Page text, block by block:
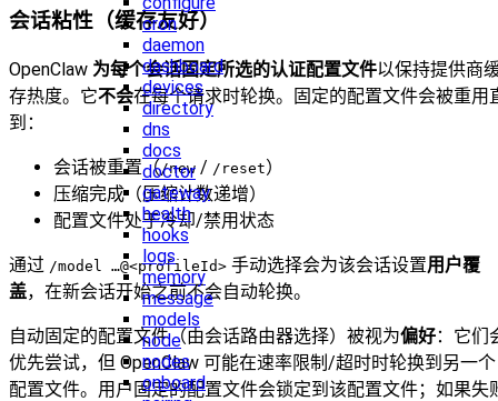
cron
daemon
dashboard
devices
directory
dns
docs
doctor
gateway
health
hooks
logs
memory
message
models
node
nodes
onboard
会话粘性（缓存友好）
OpenClaw 为每个会话固定所选的认证配置文件以保持提供商
存热度。它不会在每个请求时轮换。固定的配置文件会被重用
到：
会话被重置（/new / /reset）
压缩完成（压缩计数递增）
配置文件处于冷却/禁用状态
通过 /model …@<profileId> 手动选择会为该会话设置用户覆
盖，在新会话开始之前不会自动轮换。
自动固定的配置文件（由会话路由器选择）被视为偏好：它们
优先尝试，但 OpenClaw 可能在速率限制/超时时轮换到另一个
配置文件。用户固定的配置文件会锁定到该配置文件；如果失